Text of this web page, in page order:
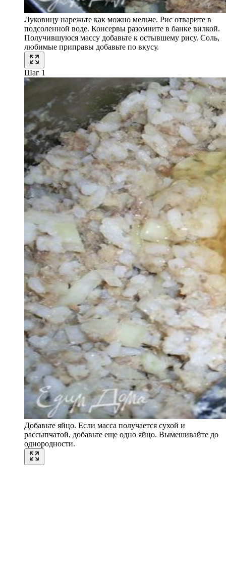
Луковицу нарежьте как можно мельче. Рис отварите в
подсоленной воде. Консервы разомните в банке вилкой.
Получившуюся массу добавьте к остывшему рису. Соль,
любимые приправы добавьте по вкусу.
Шаг 1
Добавьте яйцо. Если масса получается сухой и
рассыпчатой, добавьте еще одно яйцо. Вымешивайте до
однородности.